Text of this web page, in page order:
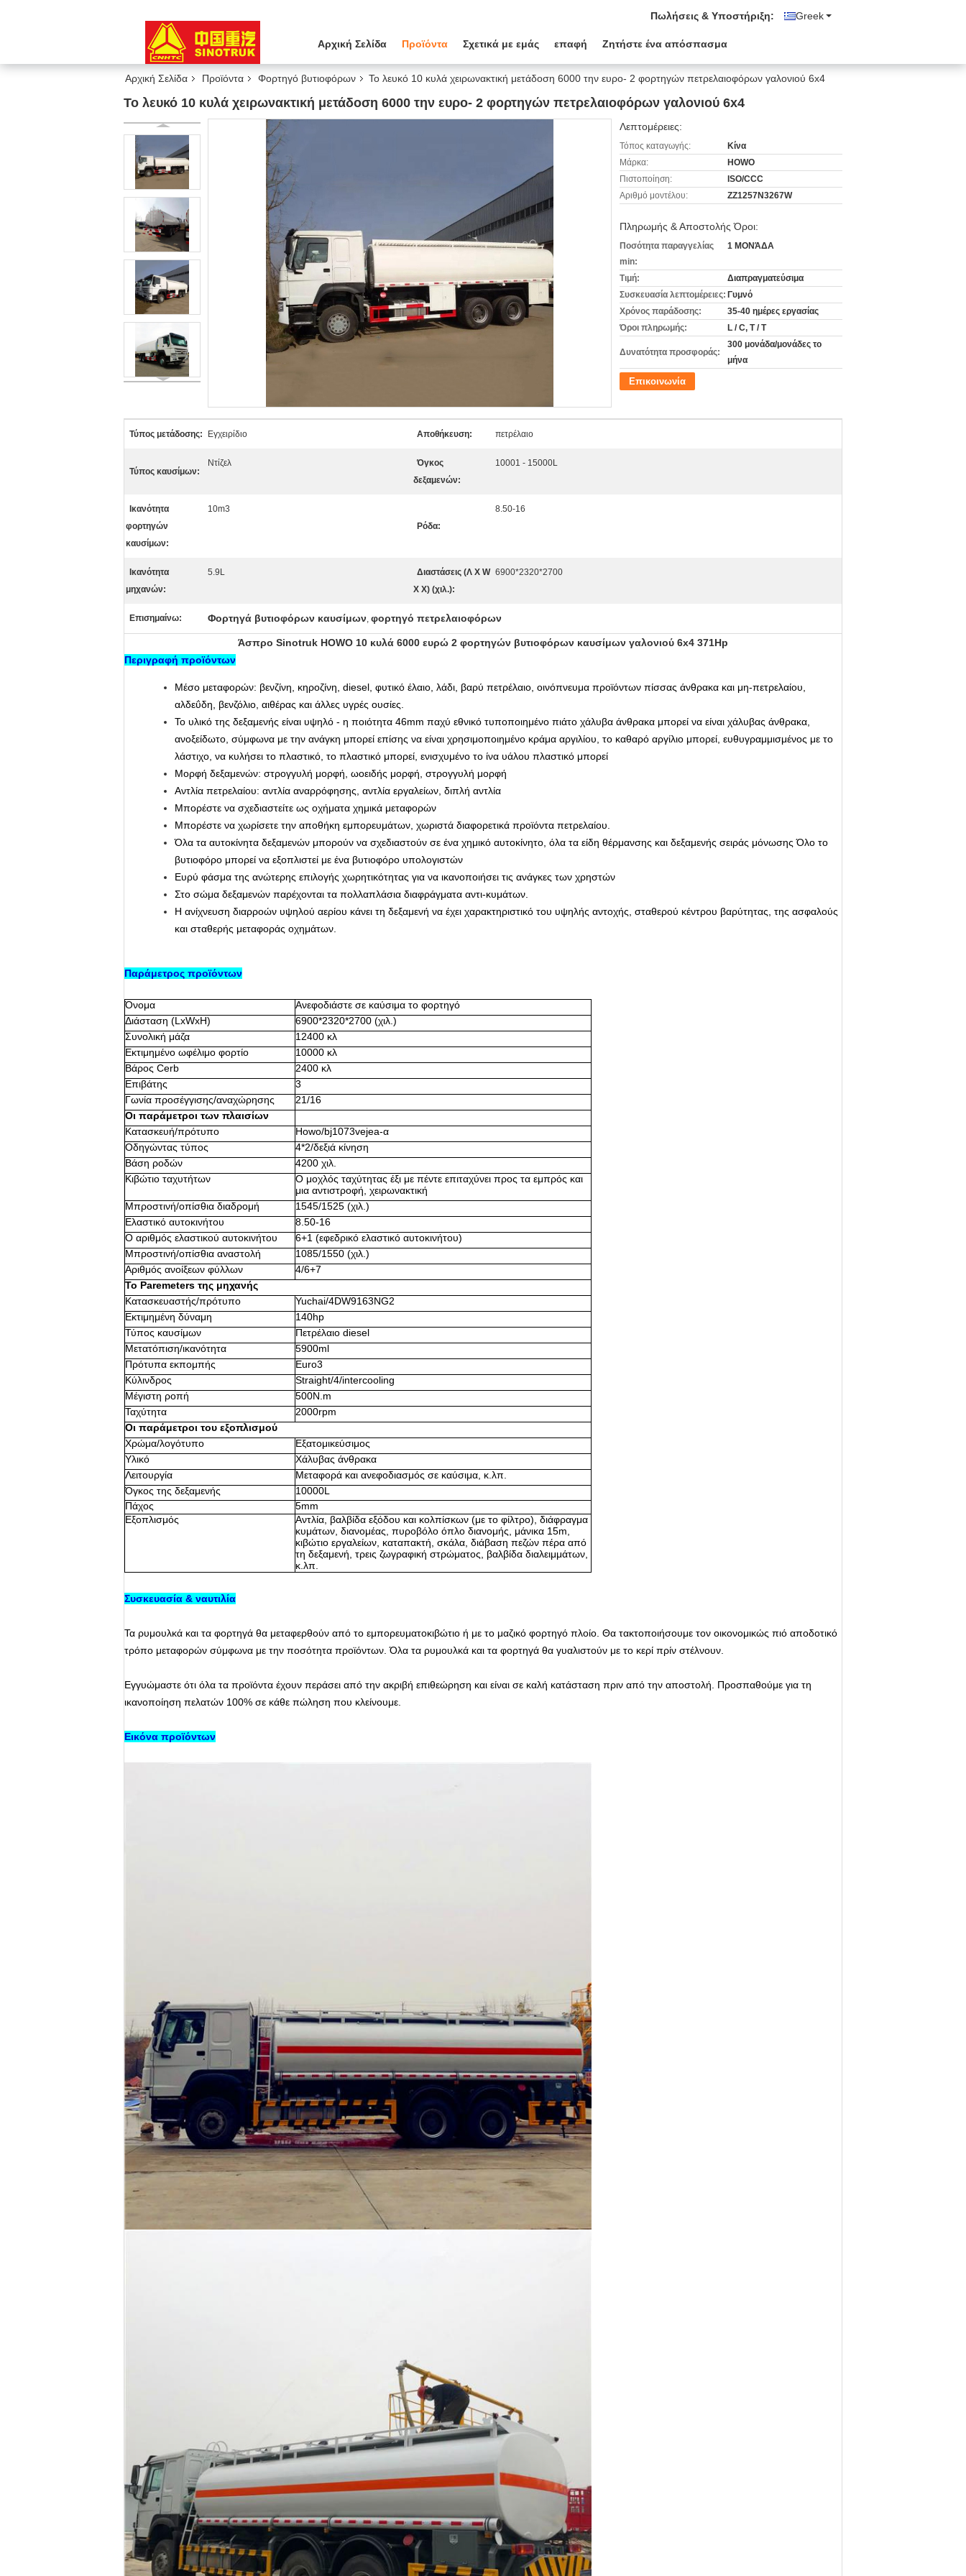
Greek
Πωλήσεις & Υποστήριξη:
Αρχική Σελίδα Προϊόντα Σχετικά με εμάς επαφή Ζητήστε ένα απόσπασμα
Αρχική Σελίδα Προϊόντα Φορτηγό βυτιοφόρων Το λευκό 10 κυλά χειρωνακτική μετάδοση 6000 την ευρο- 2 φορτηγών πετρελαιοφόρων γαλονιού 6x4
Το λευκό 10 κυλά χειρωνακτική μετάδοση 6000 την ευρο- 2 φορτηγών πετρελαιοφόρων γαλονιού 6x4
Λεπτομέρειες:
Τόπος καταγωγής:
Κίνα
Μάρκα:
HOWO
Πιστοποίηση:
ISO/CCC
Αριθμό μοντέλου:
ZZ1257N3267W
Πληρωμής & Αποστολής Όροι:
Ποσότητα παραγγελίας
min:
1 ΜΟΝΆΔΑ
Τιμή:
Διαπραγματεύσιμα
Συσκευασία λεπτομέρειες: Γυμνό
Χρόνος παράδοσης:
35-40 ημέρες εργασίας
Όροι πληρωμής:
L / C, T / T
Δυνατότητα προσφοράς:
300 μονάδα/μονάδες το
μήνα
Επικοινωνία
Τύπος μετάδοσης: Εγχειρίδιο Αποθήκευση: πετρέλαιο
Τύπος καυσίμων:
Ντίζελ
Όγκος
δεξαμενών:
10001 - 15000L
Ικανότητα
φορτηγών
καυσίμων:
10m3
Ρόδα:
8.50-16
Ικανότητα
μηχανών:
5.9L
Διαστάσεις (Λ Χ W
Χ Χ) (χιλ.):
6900*2320*2700
Επισημαίνω: Φορτηγά βυτιοφόρων καυσίμων, φορτηγό πετρελαιοφόρων
Άσπρο Sinotruk HOWO 10 κυλά 6000 ευρώ 2 φορτηγών βυτιοφόρων καυσίμων γαλονιού 6x4 371Hp
Περιγραφή προϊόντων
Μέσο μεταφορών: βενζίνη, κηροζίνη, diesel, φυτικό έλαιο, λάδι, βαρύ πετρέλαιο, οινόπνευμα προϊόντων πίσσας άνθρακα και μη-πετρελαίου,
αλδεΰδη, βενζόλιο, αιθέρας και άλλες υγρές ουσίες.
Το υλικό της δεξαμενής είναι υψηλό - η ποιότητα 46mm παχύ εθνικό τυποποιημένο πιάτο χάλυβα άνθρακα μπορεί να είναι χάλυβας άνθρακα,
ανοξείδωτο, σύμφωνα με την ανάγκη μπορεί επίσης να είναι χρησιμοποιημένο κράμα αργιλίου, το καθαρό αργίλιο μπορεί, ευθυγραμμισμένος με το
λάστιχο, να κυλήσει το πλαστικό, το πλαστικό μπορεί, ενισχυμένο το ίνα υάλου πλαστικό μπορεί
Μορφή δεξαμενών: στρογγυλή μορφή, ωοειδής μορφή, στρογγυλή μορφή
Αντλία πετρελαίου: αντλία αναρρόφησης, αντλία εργαλείων, διπλή αντλία
Μπορέστε να σχεδιαστείτε ως οχήματα χημικά μεταφορών
Μπορέστε να χωρίσετε την αποθήκη εμπορευμάτων, χωριστά διαφορετικά προϊόντα πετρελαίου.
Όλα τα αυτοκίνητα δεξαμενών μπορούν να σχεδιαστούν σε ένα χημικό αυτοκίνητο, όλα τα είδη θέρμανσης και δεξαμενής σειράς μόνωσης Όλο το
βυτιοφόρο μπορεί να εξοπλιστεί με ένα βυτιοφόρο υπολογιστών
Ευρύ φάσμα της ανώτερης επιλογής χωρητικότητας για να ικανοποιήσει τις ανάγκες των χρηστών
Στο σώμα δεξαμενών παρέχονται τα πολλαπλάσια διαφράγματα αντι-κυμάτων.
Η ανίχνευση διαρροών υψηλού αερίου κάνει τη δεξαμενή να έχει χαρακτηριστικό του υψηλής αντοχής, σταθερού κέντρου βαρύτητας, της ασφαλούς
και σταθερής μεταφοράς οχημάτων.
Παράμετρος προϊόντων
Όνομα
Ανεφοδιάστε σε καύσιμα το φορτηγό
Διάσταση (LxWxH)
6900*2320*2700 (χιλ.)
Συνολική μάζα
12400 κλ
Εκτιμημένο ωφέλιμο φορτίο
10000 κλ
Βάρος Cerb
2400 κλ
Επιβάτης
3
Γωνία προσέγγισης/αναχώρησης
21/16
Οι παράμετροι των πλαισίων
Κατασκευή/πρότυπο
Howo/bj1073vejea-α
Οδηγώντας τύπος
4*2/δεξιά κίνηση
Βάση ροδών
4200 χιλ.
Κιβώτιο ταχυτήτων
Ο μοχλός ταχύτητας έξι με πέντε επιταχύνει προς τα εμπρός και
μια αντιστροφή, χειρωνακτική
Μπροστινή/οπίσθια διαδρομή
1545/1525 (χιλ.)
Ελαστικό αυτοκινήτου
8.50-16
Ο αριθμός ελαστικού αυτοκινήτου
6+1 (εφεδρικό ελαστικό αυτοκινήτου)
Μπροστινή/οπίσθια αναστολή
1085/1550 (χιλ.)
Αριθμός ανοίξεων φύλλων
4/6+7
Το Paremeters της μηχανής
Κατασκευαστής/πρότυπο
Yuchai/4DW9163NG2
Εκτιμημένη δύναμη
140hp
Τύπος καυσίμων
Πετρέλαιο diesel
Μετατόπιση/ικανότητα
5900ml
Πρότυπα εκπομπής
Euro3
Κύλινδρος
Straight/4/intercooling
Μέγιστη ροπή
500N.m
Ταχύτητα
2000rpm
Οι παράμετροι του εξοπλισμού
Χρώμα/λογότυπο
Εξατομικεύσιμος
Υλικό
Χάλυβας άνθρακα
Λειτουργία
Μεταφορά και ανεφοδιασμός σε καύσιμα, κ.λπ.
Όγκος της δεξαμενής
10000L
Πάχος
5mm
Εξοπλισμός
Αντλία, βαλβίδα εξόδου και κολπίσκων (με το φίλτρο), διάφραγμα
κυμάτων, διανομέας, πυροβόλο όπλο διανομής, μάνικα 15m,
κιβώτιο εργαλείων, καταπακτή, σκάλα, διάβαση πεζών πέρα από
τη δεξαμενή, τρεις ζωγραφική στρώματος, βαλβίδα διαλειμμάτων,
κ.λπ.
Συσκευασία & ναυτιλία
Τα ρυμουλκά και τα φορτηγά θα μεταφερθούν από το εμπορευματοκιβώτιο ή με το μαζικό φορτηγό πλοίο. Θα τακτοποιήσουμε τον οικονομικώς πιό αποδοτικό
τρόπο μεταφορών σύμφωνα με την ποσότητα προϊόντων. Όλα τα ρυμουλκά και τα φορτηγά θα γυαλιστούν με το κερί πρίν στέλνουν.
Εγγυώμαστε ότι όλα τα προϊόντα έχουν περάσει από την ακριβή επιθεώρηση και είναι σε καλή κατάσταση πριν από την αποστολή. Προσπαθούμε για τη
ικανοποίηση πελατών 100% σε κάθε πώληση που κλείνουμε.
Εικόνα προϊόντων